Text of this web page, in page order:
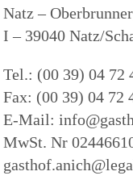
Natz –
I – 39040 Natz/
Tel.: (00 39) 04 72
Fax: (00 39) 04 72
E-Mail:
MwSt. Nr